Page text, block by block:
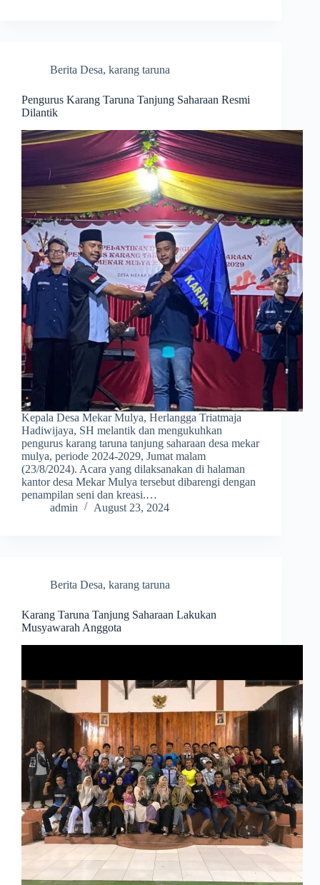
Berita Desa, karang taruna
Pengurus Karang Taruna Tanjung Saharaan Resmi
Dilantik
Kepala Desa Mekar Mulya, Herlangga Triatmaja
Hadiwijaya, SH melantik dan mengukuhkan
pengurus karang taruna tanjung saharaan desa mekar
mulya, periode 2024-2029, Jumat malam
(23/8/2024). Acara yang dilaksanakan di halaman
kantor desa Mekar Mulya tersebut dibarengi dengan
penampilan seni dan kreasi.…
admin
August 23, 2024
Berita Desa, karang taruna
Karang Taruna Tanjung Saharaan Lakukan
Musyawarah Anggota